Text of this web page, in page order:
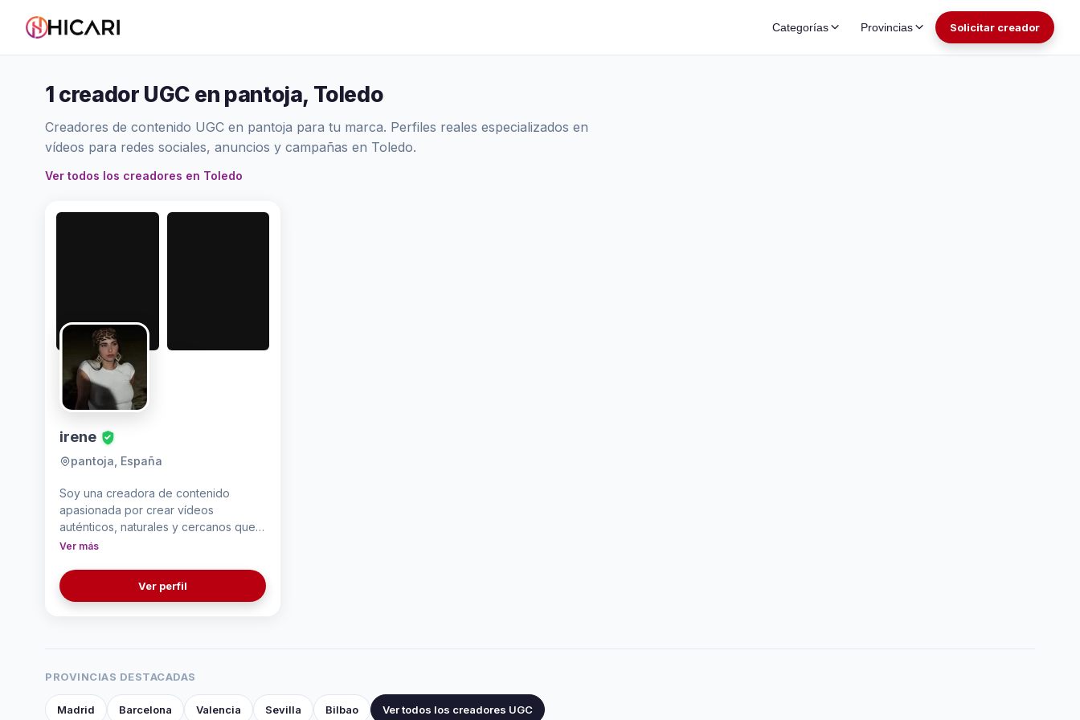
Categorías Provincias Solicitar creador
1 creador UGC en pantoja, Toledo
Creadores de contenido UGC en pantoja para tu marca. Perfiles reales especializados en
vídeos para redes sociales, anuncios y campañas en Toledo.
Ver todos los creadores en Toledo
irene
pantoja, España
Soy una creadora de contenido
apasionada por crear vídeos
auténticos, naturales y cercanos que
conectan con la audiencia. Me
marca mediante contenido de estilo
lifestyle, demostraciones de
ayuden a convertir espectadores en
clientes. Estoy siempre abierta a
colaborar con marcas que compartan
Ver más
Ver perfil
PROVINCIAS DESTACADAS
Madrid Barcelona Valencia Sevilla Bilbao Ver todos los creadores UGC